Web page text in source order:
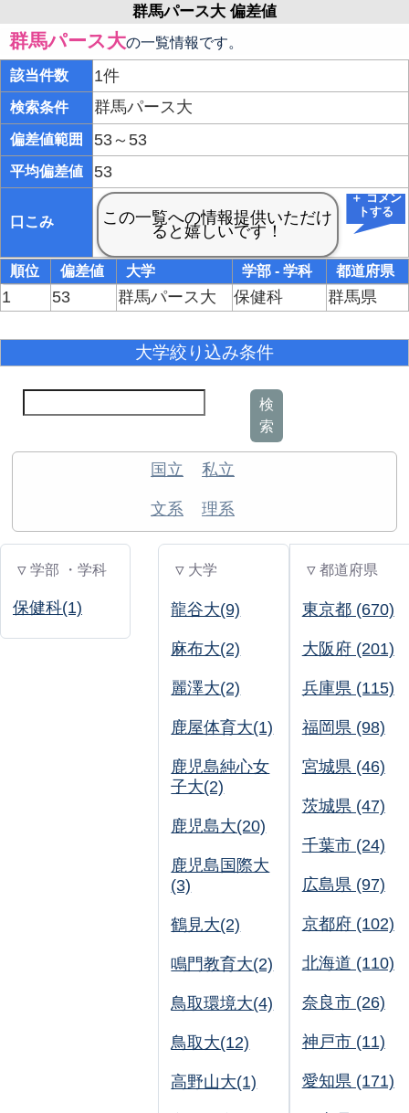
群馬パース大 偏差値
群馬パース大の一覧情報です。
該当件数 1件
検索条件 群馬パース大
偏差値範囲 53～53
平均偏差値 53
口こみ
＋ コメン
トする
順位 偏差値 大学 学部 - 学科 都道府県
1 53 群馬パース大 保健科 群馬県
大学絞り込み条件
検
索
国立 私立
文系 理系
▽ 学部 ・学科
保健科(1)
▽ 大学
龍谷大(9)
麻布大(2)
麗澤大(2)
鹿屋体育大(1)
鹿児島純心女
子大(2)
鹿児島大(20)
鹿児島国際大
(3)
鶴見大(2)
鳴門教育大(2)
鳥取環境大(4)
鳥取大(12)
高野山大(1)
▽ 都道府県
東京都 (670)
大阪府 (201)
兵庫県 (115)
福岡県 (98)
宮城県 (46)
茨城県 (47)
千葉市 (24)
広島県 (97)
京都府 (102)
北海道 (110)
奈良市 (26)
神戸市 (11)
愛知県 (171)